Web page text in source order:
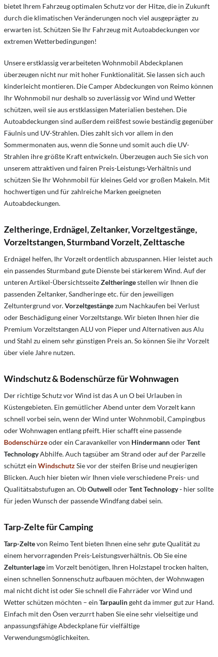
bietet Ihrem Fahrzeug optimalen Schutz vor der Hitze, die in Zukunft
durch die klimatischen Veränderungen noch viel ausgeprägter zu
erwarten ist. Schützen Sie Ihr Fahrzeug mit Autoabdeckungen vor
extremen Wetterbedingungen!
Unsere erstklassig verarbeiteten Wohnmobil Abdeckplanen
überzeugen nicht nur mit hoher Funktionalität. Sie lassen sich auch
kinderleicht montieren. Die Camper Abdeckungen von Reimo können
Ihr Wohnmobil nur deshalb so zuverlässig vor Wind und Wetter
schützen, weil sie aus erstklassigen Materialien bestehen. Die
Autoabdeckungen sind außerdem reißfest sowie beständig gegenüber
Fäulnis und UV-Strahlen. Dies zahlt sich vor allem in den
Sommermonaten aus, wenn die Sonne und somit auch die UV-
Strahlen ihre größte Kraft entwickeln. Überzeugen auch Sie sich von
unserem attraktiven und fairen Preis-Leistungs-Verhältnis und
schützen Sie Ihr Wohnmobil für kleines Geld vor großen Makeln. Mit
hochwertigen und für zahlreiche Marken geeigneten
Autoabdeckungen.
Zeltheringe, Erdnägel, Zeltanker, Vorzeltgestänge,
Vorzeltstangen, Sturmband Vorzelt, Zelttasche
Erdnägel helfen, Ihr Vorzelt ordentlich abzuspannen. Hier leistet auch
ein passendes Sturmband gute Dienste bei stärkerem Wind. Auf der
unteren Artikel-ÜbersichtsseiteZeltheringestellen wir Ihnen die
passenden Zeltanker, Sandheringe etc. für den jeweiligen
Zeltuntergrund vor.Vorzeltgestängezum Nachkaufen bei Verlust
oder Beschädigung einer Vorzeltstange. Wir bieten Ihnen hier die
Premium Vorzeltstangen ALU von Pieper und Alternativen aus Alu
und Stahl zu einem sehr günstigen Preis an. So können Sie ihr Vorzelt
über viele Jahre nutzen.
Windschutz & Bodenschürze für Wohnwagen
Der richtige Schutz vor Wind ist das A un O bei Urlauben in
Küstengebieten. Ein gemütlicher Abend unter dem Vorzelt kann
schnell vorbei sein, wenn der Wind unter Wohnmobil, Campingbus
oder Wohnwagen entlang pfeift. Hier schafft eine passende
Bodenschürzeoder ein Caravankeller von HindermannoderTent
TechnologyAbhilfe. Auch tagsüber am Strand oder auf der Parzelle
schützt ein WindschutzSie vor der steifen Brise und neugierigen
Blicken. Auch hier bieten wir Ihnen viele verschiedene Preis- und
Qualitätsabstufugen an. ObOutwell oderTent Technology - hier sollte
für jeden Wunsch der passende Windfang dabei sein.
Tarp-Zelte für Camping
Tarp-Zeltevon Reimo Tent bieten Ihnen eine sehr gute Qualität zu
einem hervorragenden Preis-Leistungsverhältnis. Ob Sie eine
Zeltunterlage im Vorzelt benötigen, Ihren Holzstapel trocken halten,
einen schnellen Sonnenschutz aufbauen möchten, der Wohnwagen
mal nicht dicht ist oder Sie schnell die Fahrräder vor Wind und
Wetter schützen möchten – ein Tarpaulingeht da immer gut zur Hand.
Einfach mit den Ösen verzurrt haben Sie eine sehr vielseitige und
anpassungsfähige Abdeckplane für vielfältige
Verwendungsmöglichkeiten.